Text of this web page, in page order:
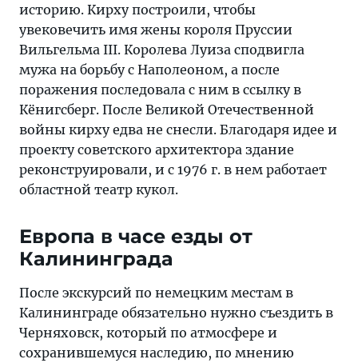
историю. Кирху построили, чтобы
увековечить имя жены короля Пруссии
Вильгельма III. Королева Луиза сподвигла
мужа на борьбу с Наполеоном, а после
поражения последовала с ним в ссылку в
Кёнигсберг. После Великой Отечественной
войны кирху едва не снесли. Благодаря идее и
проекту советского архитектора здание
реконструировали, и с 1976 г. в нем работает
областной театр кукол.
Европа в часе езды от
Калининграда
После экскурсий по немецким местам в
Калининграде обязательно нужно съездить в
Черняховск, который по атмосфере и
сохранившемуся наследию, по мнению